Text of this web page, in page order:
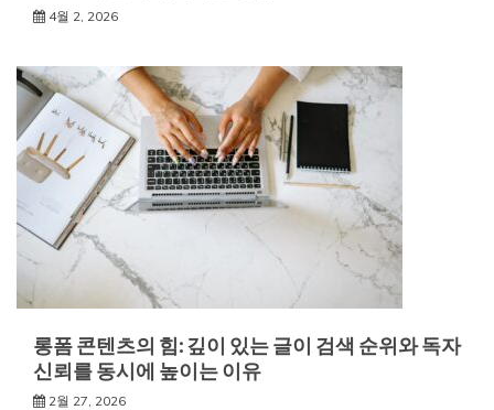
4월 2, 2026
롱폼 콘텐츠의 힘: 깊이 있는 글이 검색 순위와 독자
신뢰를 동시에 높이는 이유
2월 27, 2026